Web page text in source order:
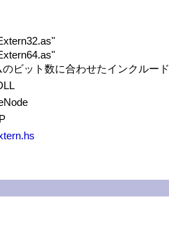
ビット数に合わせたインクルー